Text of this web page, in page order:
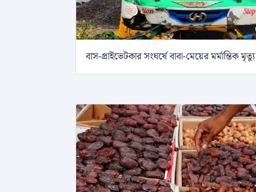
বাস-প্রাইভেটকার সংঘর্ষে বাবা-মেয়ের মর্মান্তিক মৃত্যু